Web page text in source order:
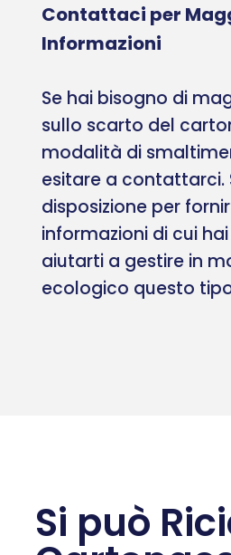
Contattaci per
Informazioni
Se hai bisogno di
sullo scarto del
modalità di
esitare a contattarci.
disposizione per
informazioni di cui
aiutarti a gestire in
ecologico questo
Si può